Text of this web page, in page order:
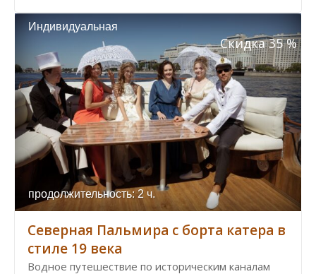
Индивидуальная
продолжительность: 2 ч.
Скидка 35 %
Северная Пальмира с борта катера в
стиле 19 века
Водное путешествие по историческим каналам